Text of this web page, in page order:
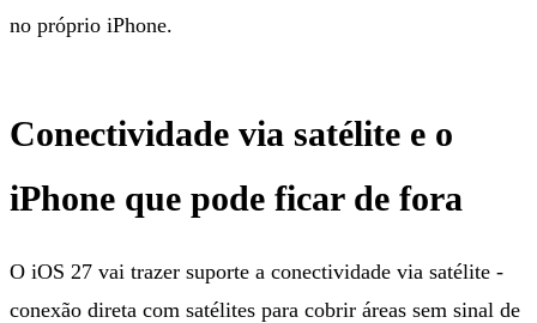
no próprio iPhone.
Conectividade via satélite e o
iPhone que pode ficar de fora
O iOS 27 vai trazer suporte a conectividade via satélite -
conexão direta com satélites para cobrir áreas sem sinal de